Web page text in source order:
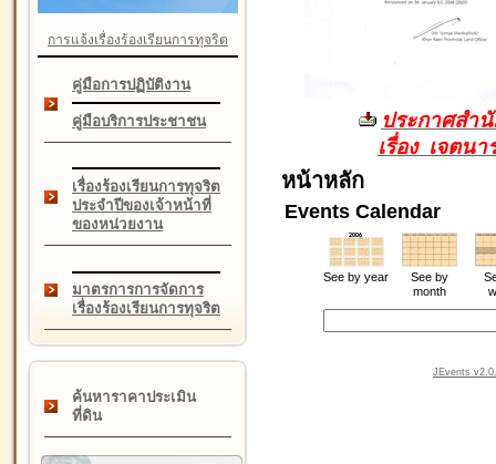
การแจ้งเรื่องร้องเรียนการทุจริต
คู่มือการปฏิบัติงาน
คู่มือบริการประชาชน
เรื่องร้องเรียนการทุจริต
ประจำปีของเจ้าหน้าที่
ของหน่วยงาน
มาตรการการจัดการ
เรื่องร้องเรียนการทุจริต
ค้นหาราคาประเมิน
ที่ดิน
ประกาศสำ
เรื่อง เจตน
หน้าหลัก
Events Calendar
See by year
See by
month
JEvents